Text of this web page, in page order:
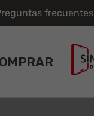
frecuentes